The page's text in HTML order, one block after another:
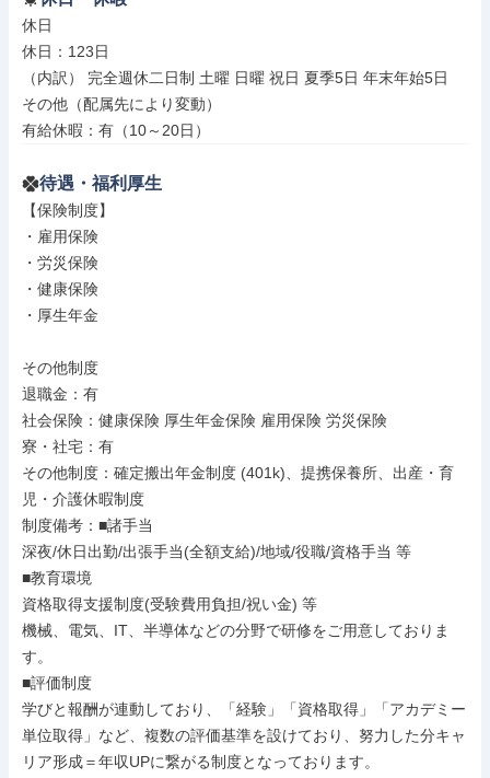
休日
休日：123日
（内訳） 完全週休二日制 土曜 日曜 祝日 夏季5日 年末年始5日
その他（配属先により変動）
有給休暇：有（10～20日）
待遇・福利厚生
【保険制度】
・雇用保険
・労災保険
・健康保険
・厚生年金
その他制度
退職金：有
社会保険：健康保険 厚生年金保険 雇用保険 労災保険
寮・社宅：有
その他制度：確定搬出年金制度 (401k)、提携保養所、出産・育
児・介護休暇制度
制度備考：■諸手当
深夜/休日出勤/出張手当(全額支給)/地域/役職/資格手当 等
■教育環境
資格取得支援制度(受験費用負担/祝い金) 等
機械、電気、IT、半導体などの分野で研修をご用意しておりま
す。
■評価制度
学びと報酬が連動しており、「経験」「資格取得」「アカデミー
単位取得」など、複数の評価基準を設けており、努力した分キャ
リア形成＝年収UPに繋がる制度となっております。